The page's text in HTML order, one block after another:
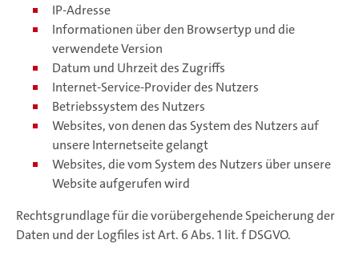
IP-Adresse
Informationen über den Browsertyp und die
verwendete Version
Datum und Uhrzeit des Zugriffs
Internet-Service-Provider des Nutzers
Betriebssystem des Nutzers
Websites, von denen das System des Nutzers auf
unsere Internetseite gelangt
Websites, die vom System des Nutzers über unsere
Website aufgerufen wird
Rechtsgrundlage für die vorübergehende Speicherung der
Daten und der Logfiles ist Art. 6 Abs. 1 lit. f DSGVO.